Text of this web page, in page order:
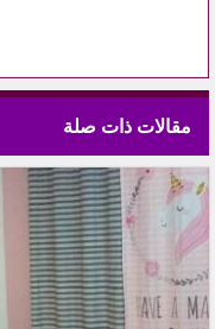
مقالات ذات صلة